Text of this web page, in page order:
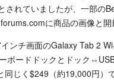
されていましたが、一部の
に商品の画像と開
ンチ画面のGalaxy Tab 2
ボードドックとドック
同じく$249（約19,000円）